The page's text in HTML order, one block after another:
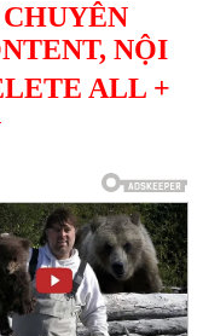
NỘI
ALL +